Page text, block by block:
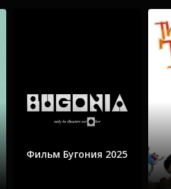
Фильм Бугония 2025